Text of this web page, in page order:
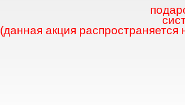
(данная акция